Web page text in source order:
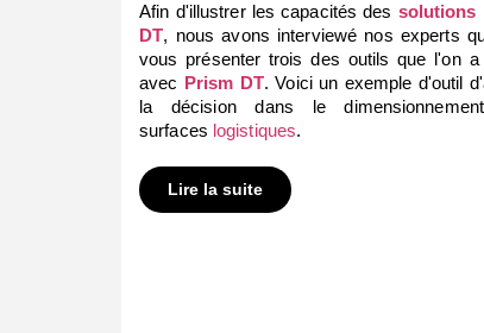
Afin d'illustrer les capacités des solutions
DT, nous avons interviewé nos experts
vous présenter trois des outils que l'on a
avec Prism DT. Voici un exemple d'outil
la décision dans le
surfaces logistiques.
Lire la suite